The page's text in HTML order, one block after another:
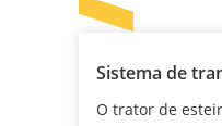
Sistema de
O trator de